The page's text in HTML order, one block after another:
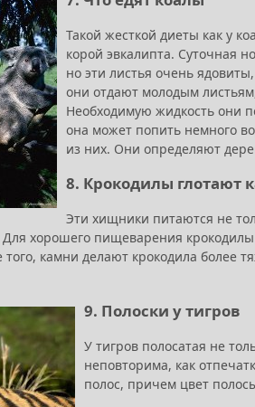
Такой жесткой диеты как у
корой эвкалипта. Суточная
но эти листья очень
они отдают молодым
Необходимую жидкость они
она может попить немного
из них. Они определяют
8. Крокодилы глотают
Эти хищники питаются не
Для хорошего пищеварения
камни делают крокодила более
9. Полоски у тигров
У тигров полосатая не
неповторима, как
полос, причем цвет